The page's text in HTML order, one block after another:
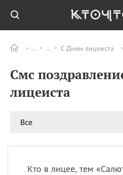
С Днем лицеиста
Смс
лицеиста
Все
Кто в лицее, тем